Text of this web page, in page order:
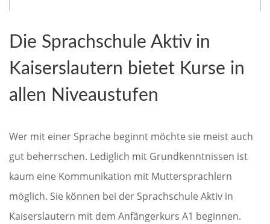
Die Sprachschule Aktiv in
Kaiserslautern bietet Kurse in
allen Niveaustufen
Wer mit einer Sprache beginnt möchte sie meist auch
gut beherrschen. Lediglich mit Grundkenntnissen ist
kaum eine Kommunikation mit Muttersprachlern
möglich. Sie können bei der Sprachschule Aktiv in
Kaiserslautern mit dem Anfängerkurs A1 beginnen.